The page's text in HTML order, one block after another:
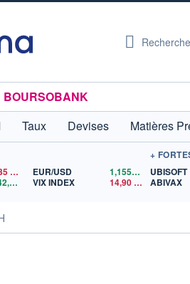
BOURSOBANK
Taux Devises Matières
$US
4 342,26 $US
EUR/USD 1,1559$US
VIX INDEX
14,90
+
UBISOFT
ABIVAX